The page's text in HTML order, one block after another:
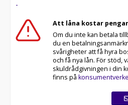
-
Att låna kostar
Om du inte kan betala
du en
svårigheter att få hyra
och få nya lån. För stöd,
skuldrådgivningen i din
finns på